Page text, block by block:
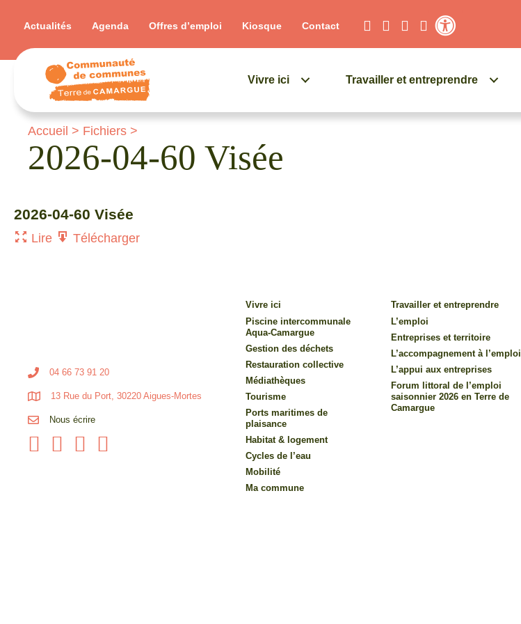
Actualités Agenda Offres d’emploi Kiosque
Contact
Vivre ici Travailler et entreprendre
Accueil > Fichiers >
2026-04-60 Visée
2026-04-60 Visée
Lire Télécharger
04 66 73 91 20
13 Rue du Port, 30220 Aigues-Mortes
Nous écrire
Vivre ici
Piscine intercommunale
Aqua-Camargue
Gestion des déchets
Restauration collective
Médiathèques
Tourisme
Ports maritimes de
plaisance
Habitat & logement
Cycles de l’eau
Mobilité
Ma commune
Travailler et entreprendre
L’emploi
Entreprises et territoire
L’accompagnement à l’emploi
L’appui aux entreprises
Forum littoral de l’emploi
saisonnier 2026 en Terre de
Camargue